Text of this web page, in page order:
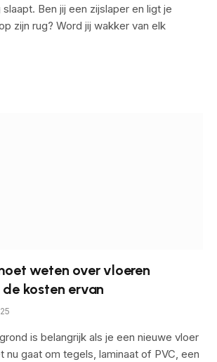
Ben jij een zijslaper en ligt je
zijn rug? Word jij wakker van elk
weten over vloeren
kosten ervan
is belangrijk als je een nieuwe vloer
nu gaat om tegels, laminaat of PVC, een